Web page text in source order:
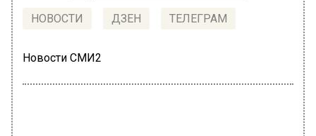
НОВОСТИ ДЗЕН ТЕЛЕГРАМ
Новости СМИ2